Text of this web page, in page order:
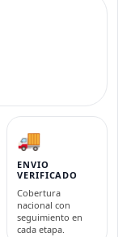
🚚
ENVIO
VERIFICADO
Cobertura
nacional con
seguimiento en
cada etapa.